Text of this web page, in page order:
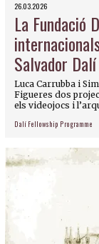
26.03.2026
La Fundació
Salvador Dalí
Luca Carrubba i
Figueres dos
els videojocs i
Dalí Fellowship Programme